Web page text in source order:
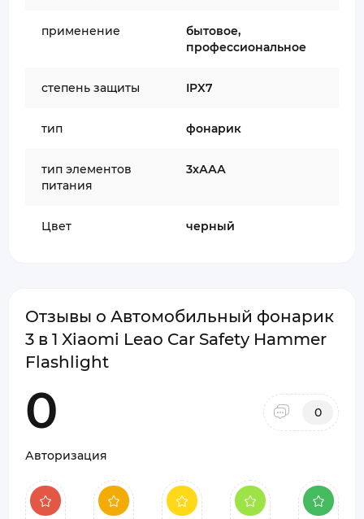
применение
бытовое,
профессиональное
степень защиты IPX7
тип фонарик
тип элементов
питания
3хААА
Цвет черный
Отзывы о Автомобильный фонарик
3 в 1 Xiaomi Leao Car Safety Hammer
Flashlight
0 0
Авторизация